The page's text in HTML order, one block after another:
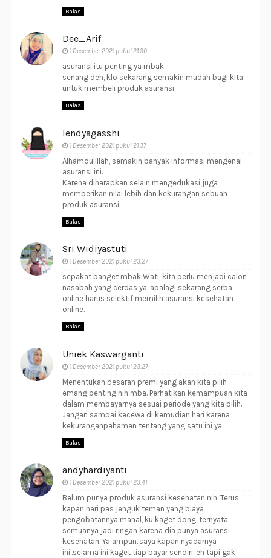
Balas
Dee_Arif
1 Desember 2021 pukul 21.30
asuransi itu penting ya mbak
senang deh, klo sekarang semakin mudah bagi kita
untuk membeli produk asuransi
Balas
lendyagasshi
1 Desember 2021 pukul 21.37
Alhamdulillah, semakin banyak informasi mengenai
asuransi ini.
Karena diharapkan selain mengedukasi juga
memberikan nilai lebih dan kekurangan sebuah
produk asuransi.
Balas
Sri Widiyastuti
1 Desember 2021 pukul 23.27
sepakat banget mbak Wati, kita perlu menjadi calon
nasabah yang cerdas ya. apalagi sekarang serba
online harus selektif memilih asuransi kesehatan
online.
Balas
Uniek Kaswarganti
1 Desember 2021 pukul 23.27
Menentukan besaran premi yang akan kita pilih
emang penting nih mba. Perhatikan kemampuan kita
dalam membayarnya sesuai periode yang kita pilih.
Jangan sampai kecewa di kemudian hari karena
kekuranganpahaman tentang yang satu ini ya.
Balas
andyhardiyanti
1 Desember 2021 pukul 23.41
Belum punya produk asuransi kesehatan nih. Terus
kapan hari pas jenguk teman yang biaya
pengobatannya mahal, ku kaget dong, ternyata
semuanya jadi ringan karena dia punya asuransi
kesehatan. Ya ampun..saya kapan nyadarnya
ini..selama ini kaget tiap bayar sendiri, eh tapi gak